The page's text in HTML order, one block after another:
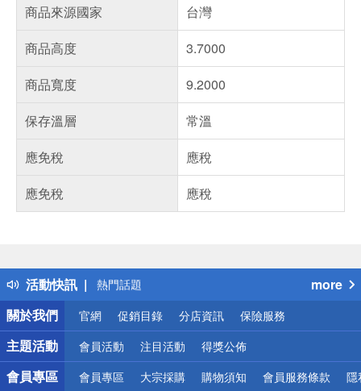
商品來源國家
台灣
商品高度
3.7000
商品寬度
9.2000
保存溫層
常溫
應免稅
應稅
應免稅
應稅
活動快訊
得獎公告
熱門話題
銀行優惠
偏遠地區配送
詐騙網頁！請小心！
more
關於我們
官網 促銷目錄 分店資訊 保險服務
主題活動 會員活動 注目活動 得獎公佈
會員專區 會員專區 大宗採購 購物須知 會員服務條款 隱